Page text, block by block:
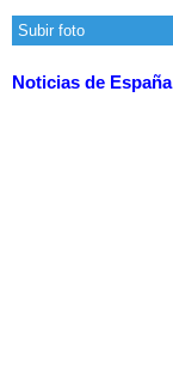
Subir foto
Noticias de España